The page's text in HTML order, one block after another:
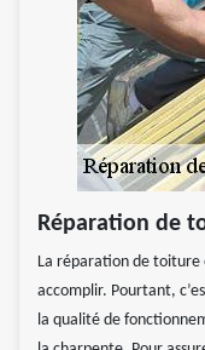
Réparation de
La réparation de toiture
accomplir. Pourtant,
la qualité de